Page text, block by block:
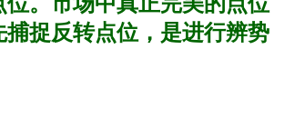
捉反转点位，是进行辨势